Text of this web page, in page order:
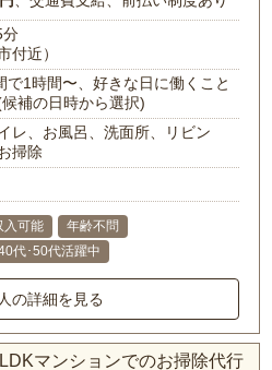
分
付近）
で1時間〜、好きな日に働くこと
補の日時から選択)
レ、お風呂、洗面所、リビン
掃除
入可能
年齢不問
代･50代活躍中
の詳細を見る
マンションでのお掃除代行